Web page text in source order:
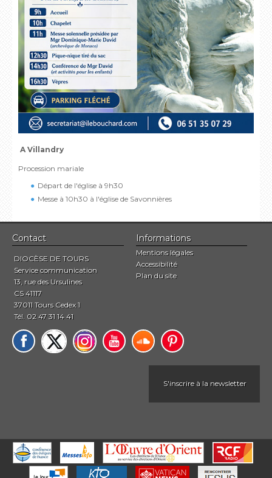
A Villandry
Procession mariale
Départ de l'église à 9h30
Messe à 10h30 à l'église de Savonnières
Contact
DIOCÈSE DE TOURS
Service communication
13, rue des Ursulines
CS 41117
37011 Tours Cedex 1
Tél. 02 47 31 14 41
Informations
Mentions légales
Accessibilité
Plan du site
S'inscrire à la newsletter